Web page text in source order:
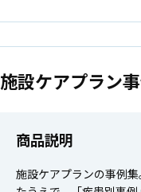
施設ケアプラン
商品説明
施設ケアプランの事例